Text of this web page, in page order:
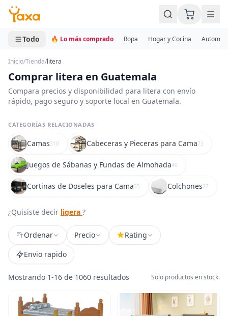
MINI CARRITO
0 productos
Todo 🔥 Lo más comprado Ropa Hogar y Cocina
Inicio/Tienda/litera
Comprar litera en Guatemala
Compara precios y disponibilidad para litera con envío
rápido, pago seguro y soporte local en Guatemala.
CATEGORÍAS RELACIONADAS
Camas310 Cabeceras y Pieceras para Cama73
Juegos de Sábanas y Fundas de Almohada40
Cortinas de Doseles para Cama35 Colchones27
¿Quisiste decir ligera ?
Ordenar Precio
Rating
Envio rapido
Mostrando 1-16 de 1060 resultados Solo productos en stock.